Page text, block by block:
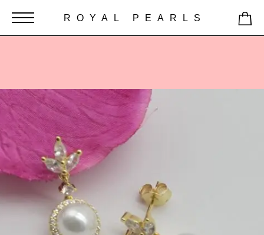
ROYAL PEARLS